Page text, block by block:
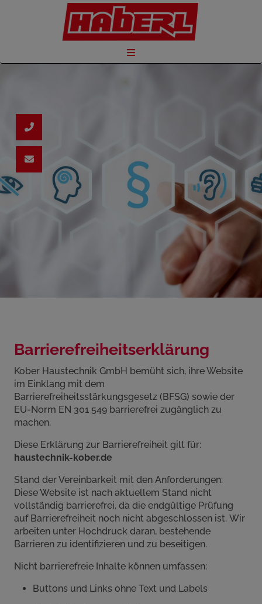
Barrierefreiheitserklärung
Kober Haustechnik GmbH bemüht sich, ihre Website
im Einklang mit dem
Barrierefreiheitsstärkungsgesetz (BFSG) sowie der
EU-Norm EN 301 549 barrierefrei zugänglich zu
machen.
Diese Erklärung zur Barrierefreiheit gilt für:
haustechnik-kober.de
Stand der Vereinbarkeit mit den Anforderungen:
Diese Website ist nach aktuellem Stand nicht
vollständig barrierefrei, da die endgültige Prüfung
auf Barrierefreiheit noch nicht abgeschlossen ist. Wir
arbeiten unter Hochdruck daran, bestehende
Barrieren zu identifizieren und zu beseitigen.
Nicht barrierefreie Inhalte können umfassen:
Buttons und Links ohne Text und Labels